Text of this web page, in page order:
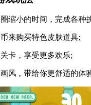
缩小的时间，完成各种
来购买特色皮肤道具;
卡，享受更多欢乐;
风，带给你更舒适的体